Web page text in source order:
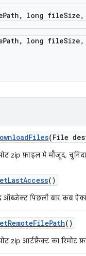
Path , long fileSize ,
Path , long fileSize ,
Files(File
zip फ़ाइल में मौजूद,
LastAccess()
ऑब्जेक्ट पिछली बार कब
RemoteFilePath()
zip आर्टफ़ैक्ट का रिमोट